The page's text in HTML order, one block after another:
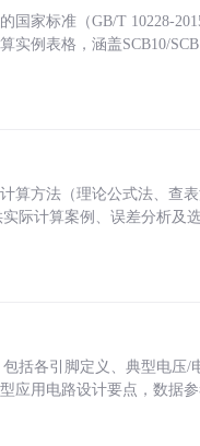
国家标准（GB/T 10228-
实例表格，涵盖SCB10/
算方法（理论公式法、查
际计算案例、误差分析及
括各引脚定义、典型电压
应用电路设计要点，数据